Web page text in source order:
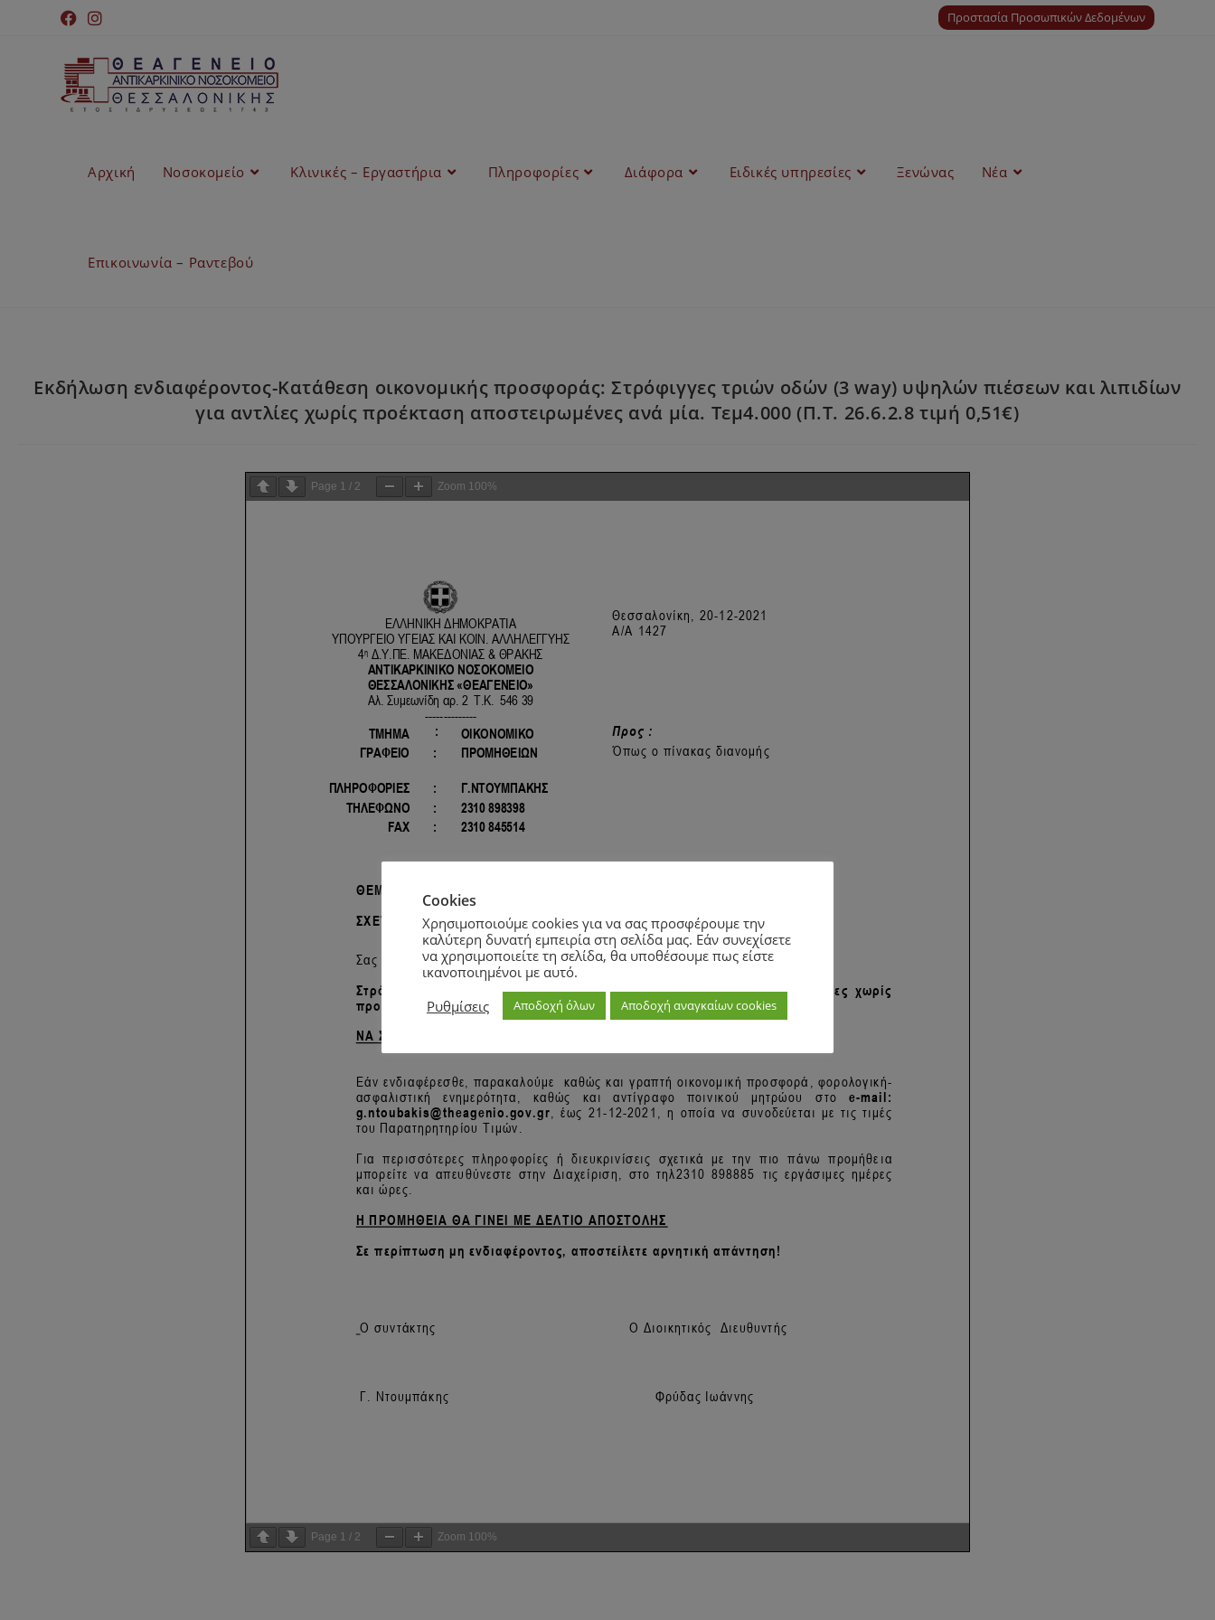
Προστασία Προσωπικών Δεδομένων
Αρχική Νοσοκομείο Κλινικές – Εργαστήρια Πληροφορίες Διάφορα Ειδικές υπηρεσίες Ξενώνας Νέα
Επικοινωνία – Ραντεβού
Εκδήλωση ενδιαφέροντος-Κατάθεση οικονομικής προσφοράς: Στρόφιγγες τριών οδών (3 way) υψηλών πιέσεων και λιπιδίων
για αντλίες χωρίς προέκταση αποστειρωμένες ανά μία. Τεμ4.000 (Π.Τ. 26.6.2.8 τιμή 0,51€)
Page 1 / 2 Zoom 100%
Page 1 / 2 Zoom 100%
Cookies
Χρησιμοποιούμε cookies για να σας προσφέρουμε την
καλύτερη δυνατή εμπειρία στη σελίδα μας. Εάν συνεχίσετε
να χρησιμοποιείτε τη σελίδα, θα υποθέσουμε πως είστε
ικανοποιημένοι με αυτό.
Ρυθμίσεις
Αποδοχή όλων Αποδοχή αναγκαίων cookies